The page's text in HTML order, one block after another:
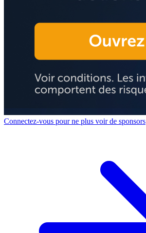
Connectez-vous pour ne plus voir de sponsors